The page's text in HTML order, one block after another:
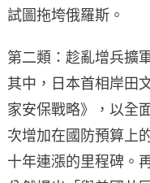
試圖拖垮俄羅斯。
第二類：趁亂增兵擴
其中，日本首相岸田
家安保戰略》，以全
次增加在國防預算上
十年連漲的里程碑。